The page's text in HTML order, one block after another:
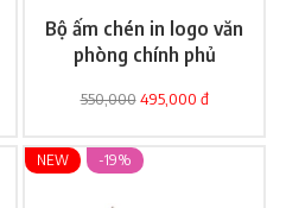
Bộ ấm chén in logo văn
phòng chính phủ
550,000495,000 đ
NEW -19%